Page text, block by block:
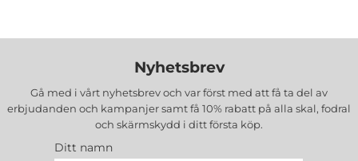
erbjuder vi ett brett sortiment av
väskor och fodral i olika stilar och prisnivåer.
DELTACO Universal tablet fodral 7 8är ett
praktiskt universalfodral från välkända tillverkaren
Nyhetsbrev
Gå med i vårt nyhetsbrev och var först med att få ta del av
erbjudanden och kampanjer samt få 10% rabatt på alla skal, fodral
och skärmskydd i ditt första köp.
Ditt namn